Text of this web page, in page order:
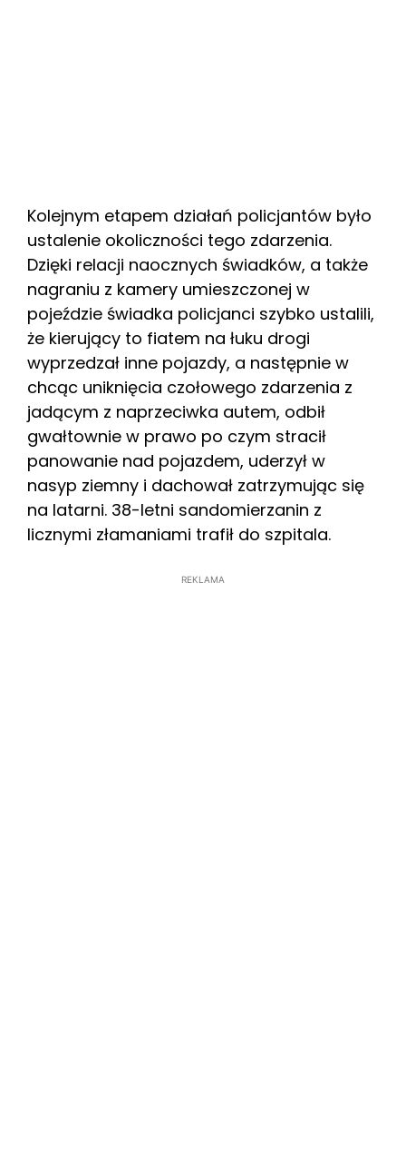
Kolejnym etapem działań policjantów było
ustalenie okoliczności tego zdarzenia.
Dzięki relacji naocznych świadków, a także
nagraniu z kamery umieszczonej w
pojeździe świadka policjanci szybko ustalili,
że kierujący to fiatem na łuku drogi
wyprzedzał inne pojazdy, a następnie w
chcąc uniknięcia czołowego zdarzenia z
jadącym z naprzeciwka autem, odbił
gwałtownie w prawo po czym stracił
panowanie nad pojazdem, uderzył w
nasyp ziemny i dachował zatrzymując się
na latarni. 38-letni sandomierzanin z
licznymi złamaniami trafił do szpitala.
REKLAMA